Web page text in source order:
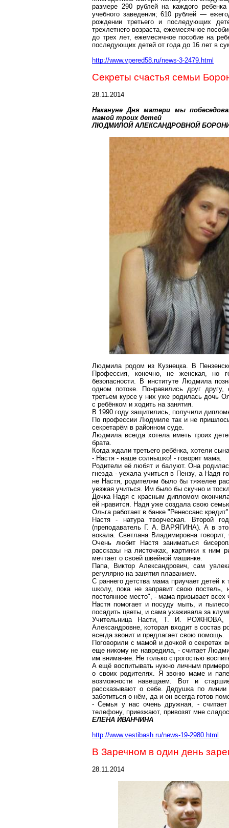
размере 290 рублей на каждого
учебного заведения; 610 рублей —
рождении третьего и последующих
трехлетнего возраста, ежемесячное
до трех лет, ежемесячное пособие на
последующих детей от года до 16 лет в
http://www.vpered58.ru/news-3-2479.html
Секреты счастья семьи
28.11.2014
Накануне Дня матери мы
мамой троих детей
ЛЮДМИЛОЙ АЛЕКСАНДРОВНОЙ
Людмила родом из Кузнецка. В
Профессия, конечно, не женская, но
безопасности. В институте Людмила
одном потоке. Понравились друг
третьем курсе у них уже родилась дочь
с ребёнком и ходить на занятия.
В 1990 году защитились, получили
По профессии Людмиле так и не
секретарём в районном суде.
Людмила всегда хотела иметь троих
брата.
Когда ждали третьего ребёнка, хотели
- Настя - наше солнышко! - говорит мама.
Родители её любят и балуют. Она
гнезда - уехала учиться в Пензу, а Надя
не Настя, родителям было бы тяжелее
уезжая учиться. Им было бы скучно и
Дочка Надя с красным дипломом
ей нравится. Надя уже создала свою
Ольга работает в банке "Ренессанс
Настя - натура творческая. Второй
(преподаватель Г. А. ВАРЯГИНА). А в
вокала. Светлана Владимировна
Очень любит Настя заниматься
рассказы на листочках, картинки к ним
мечтает о своей швейной машинке.
Папа, Виктор Александрович, сам
регулярно на занятия плаванием.
С раннего детства мама приучает детей
школу, пока не заправит свою
постоянное место", - мама призывает
Настя помогает и посуду мыть, и
посадить цветы, и сама ухаживала за
Учительница Насти, Т. И. РОЖНОВА,
Александровне, которая входит в состав
всегда звонит и предлагает свою помощь.
Поговорили с мамой и дочкой о секретах
еще никому не навредила, - считает
им внимание. Не только строгостью
А ещё воспитывать нужно личным
о своих родителях. Я звоню маме и
возможности навещаем. Вот и
рассказывают о себе. Дедушка по
заботиться о нём, да и он всегда готов
- Семья у нас очень дружная, - считает
телефону, приезжают, привозят мне
ЕЛЕНА ИВАНЧИНА
http://www.vestibash.ru/news-19-2980.html
В Заречном в один день
28.11.2014